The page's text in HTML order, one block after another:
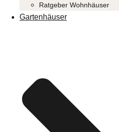
Ratgeber Wohnhäuser
Gartenhäuser